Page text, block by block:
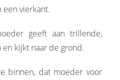
een vierkant.
geeft aan trillende,
kijkt naar de grond.
binnen, dat moeder voor